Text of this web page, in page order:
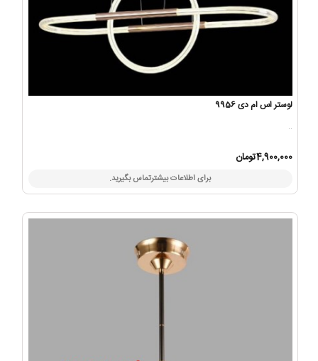
لوستر اس ام دی 9956
..
4,900,000تومان
برای اطلاعات بیشترتماس بگیرید.